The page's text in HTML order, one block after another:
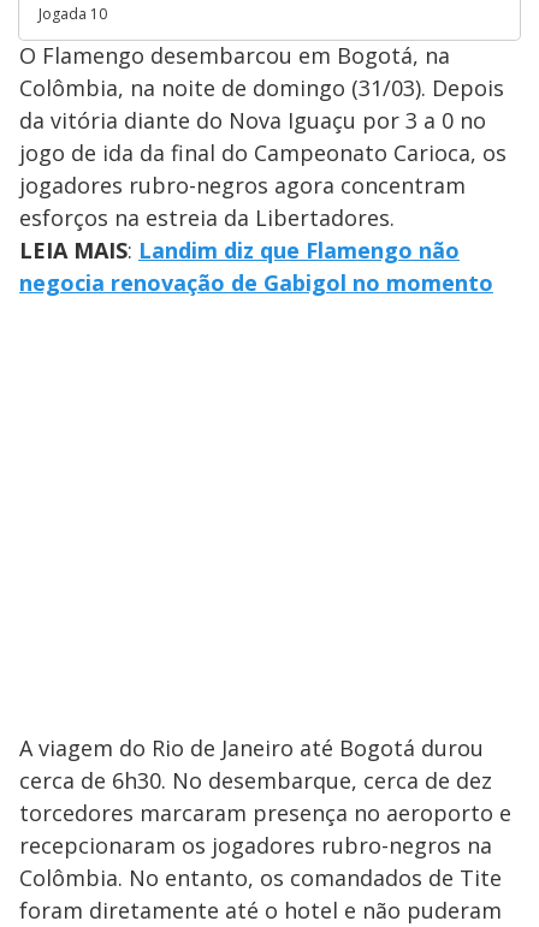
Jogada 10
O Flamengo desembarcou em Bogotá, na
Colômbia, na noite de domingo (31/03). Depois
da vitória diante do Nova Iguaçu por 3 a 0 no
jogo de ida da final do Campeonato Carioca, os
jogadores rubro-negros agora concentram
esforços na estreia da Libertadores.
LEIA MAIS: Landim diz que Flamengo não
negocia renovação de Gabigol no momento
A viagem do Rio de Janeiro até Bogotá durou
cerca de 6h30. No desembarque, cerca de dez
torcedores marcaram presença no aeroporto e
recepcionaram os jogadores rubro-negros na
Colômbia. No entanto, os comandados de Tite
foram diretamente até o hotel e não puderam